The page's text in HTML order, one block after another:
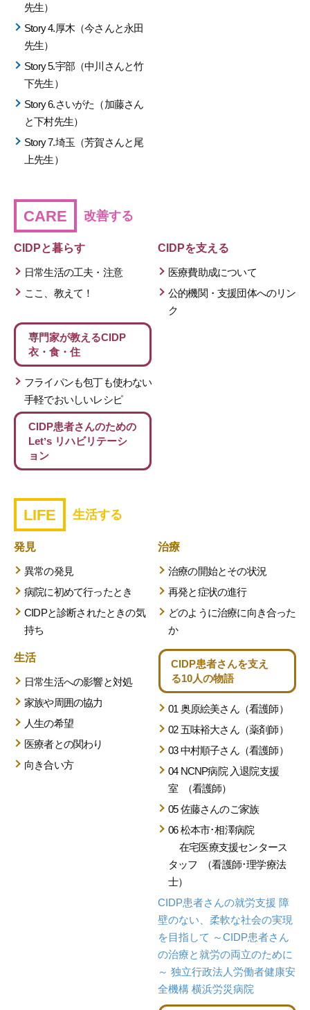
先生）
Story 4.厚木（今さんと永田
先生）
Story 5.宇部（中川さんと竹
下先生）
Story 6.さいがた（加藤さん
と下村先生）
Story 7.埼玉（芳賀さんと尾
上先生）
CARE 改善する
CIDPと暮らす
日常生活の工夫・注意
ここ、教えて！
CIDPを支える
医療費助成について
公的機関・支援団体へのリン
ク
専門家が教えるCIDP
衣・食・住
フライパンも包丁も使わない
手軽でおいしいレシピ
CIDP患者さんのための
Letʼs リハビリテーシ
ョン
LIFE 生活する
発見
異常の発見
病院に初めて行ったとき
CIDPと診断されたときの気
持ち
治療
治療の開始とその状況
再発と症状の進行
どのように治療に向き合った
か
生活
日常生活への影響と対処
家族や周囲の協力
人生の希望
医療者との関わり
向き合い方
CIDP患者さんを支え
る10人の物語
01 奥原絵美さん（看護師）
02 五味裕大さん（薬剤師）
03 中村順子さん（看護師）
04 NCNP病院 入退院支援
室 （看護師）
05 佐藤さんのご家族
06 松本市･相澤病院
在宅医療支援センタース
タッフ
（看護師･理学療法
士）
CIDP患者さんの就労支援 障
壁のない、柔軟な社会の実現
を目指して ～CIDP患者さん
の治療と就労の両立のために
～ 独立行政法人労働者健康安
全機構 横浜労災病院